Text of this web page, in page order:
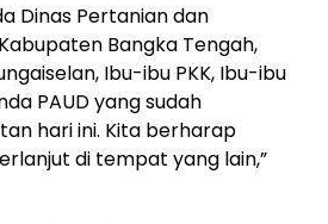
Dinas Pertanian dan
Bangka Tengah,
Ibu-ibu PKK, Ibu-ibu
PAUD yang sudah
hari ini. Kita berharap
di tempat yang lain,”